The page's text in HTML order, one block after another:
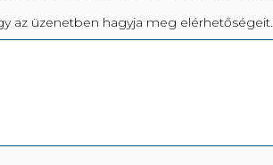
az üzenetben hagyja meg elérhetőségeit.